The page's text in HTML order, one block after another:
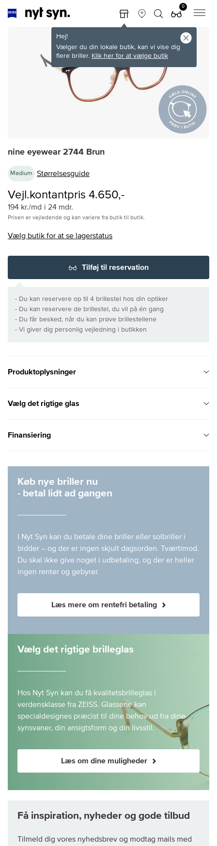
Hej!
Vælger du din lokale butik, kan vi vise dig
flere briller. Klik her for at vælge butik
0
nine eyewear 2744 Brun
Medium Størrelsesguide
Vejl.kontantpris 4.650,-
194 kr./md i 24 mdr.
Prisen er vejledende og kan variere fra butik til butik.
Vælg butik for at se lagerstatus
Tilføj til reservation
- Du kan reservere op til 4 brillestel hos din optiker
- Du kan reservere de brillestel, du vil på én gang
- Du får besked, når du kan prøve brillestellene
- Vi giver dig personlig vejledning i butikken
Produktoplysninger
Vælg det rigtige glas
Finansiering
Køb nye briller nu
- betal lidt ad gangen
I Nyt Syn kan du betale dine briller eller solbriller i
bidder – og der er ingen skjult dagsorden. Tværtimod.
Du skal ikke give noget i udbetaling, og der er heller
ingen renter og gebyrer.
Læs mere om rentefri betaling
Vælg det rigtige brilleglas
Hos Nyt Syn kan du få kvalitetsbrilleglas i
verdensklasse fra ZEISS. Glassene kan
specialdesignes præcist til dine behov ud fra dine
synsvaner, din ansigtsform og din livsstil.
Læs om dine muligheder
Tilmeld dig vores nyhedsbrev og modtag mails med